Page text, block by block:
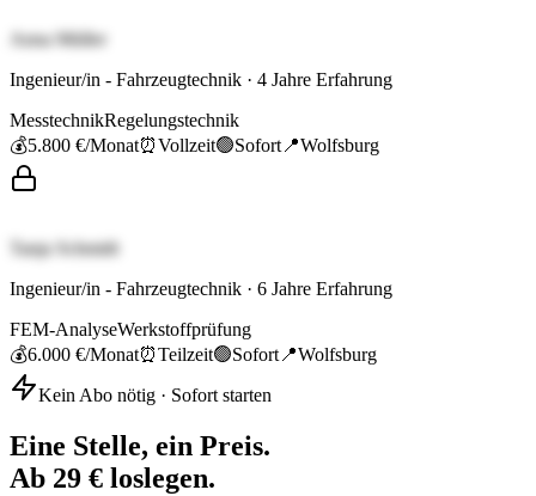
Anna Müller
Ingenieur/in - Fahrzeugtechnik · 4 Jahre Erfahrung
MesstechnikRegelungstechnik
💰5.800 €/Monat⏰Vollzeit🟢Sofort 📍Wolfsburg
Tanja Schmidt
Ingenieur/in - Fahrzeugtechnik · 6 Jahre Erfahrung
FEM-AnalyseWerkstoffprüfung
💰6.000 €/Monat⏰Teilzeit🟢Sofort 📍Wolfsburg
Kein Abo nötig · Sofort starten
Eine Stelle, ein Preis.
Ab 29 € loslegen.